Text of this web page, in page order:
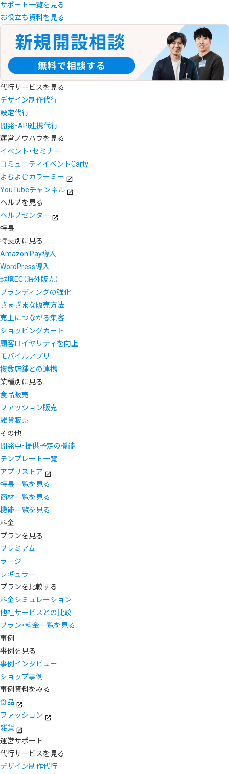
サポート一覧を見る
お役立ち資料を見る
代行サービスを見る
デザイン制作代行
設定代行
開発・API連携代行
運営ノウハウを見る
イベント・セミナー
コミュニティイベントCarty
よむよむカラーミー
YouTubeチャンネル
ヘルプを見る
ヘルプセンター
特長
特長別に見る
Amazon Pay導入
WordPress導入
越境EC（海外販売）
ブランディングの強化
さまざまな販売方法
売上につながる集客
ショッピングカート
顧客ロイヤリティを向上
モバイルアプリ
複数店舗との連携
業種別に見る
食品販売
ファッション販売
雑貨販売
その他
開発中・提供予定の機能
テンプレート一覧
アプリストア
特長一覧を見る
商材一覧を見る
機能一覧を見る
料金
プランを見る
プレミアム
ラージ
レギュラー
プランを比較する
料金シミュレーション
他社サービスとの比較
プラン・料金一覧を見る
事例
事例を見る
事例インタビュー
ショップ事例
事例資料をみる
食品
ファッション
雑貨
運営サポート
代行サービスを見る
デザイン制作代行